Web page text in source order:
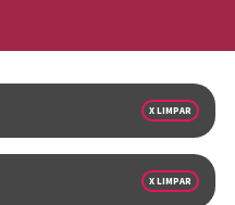
X LIMPAR
X LIMPAR